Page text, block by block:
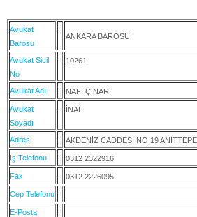
Avukat
Barosu
:
ANKARA BAROSU
Avukat Sicil
No
: 10261
Avukat Adı : NAFİ ÇINAR
Avukat
Soyadı
: İNAL
Adres : AKDENİZ CADDESİ NO:19
İş Telefonu : 0312 2322916
Fax : 0312 2226095
Cep Telefonu :
E-Posta :